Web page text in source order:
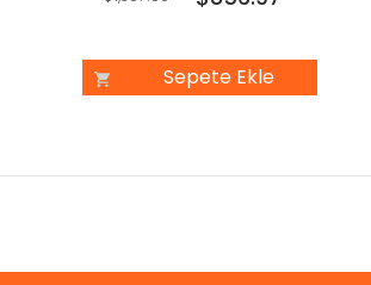
Sepete Ekle